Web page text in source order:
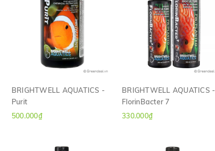
BRIGHTWELL AQUATICS -
Purit
500.000₫
BRIGHTWELL AQUATICS -
FlorinBacter 7
330.000₫